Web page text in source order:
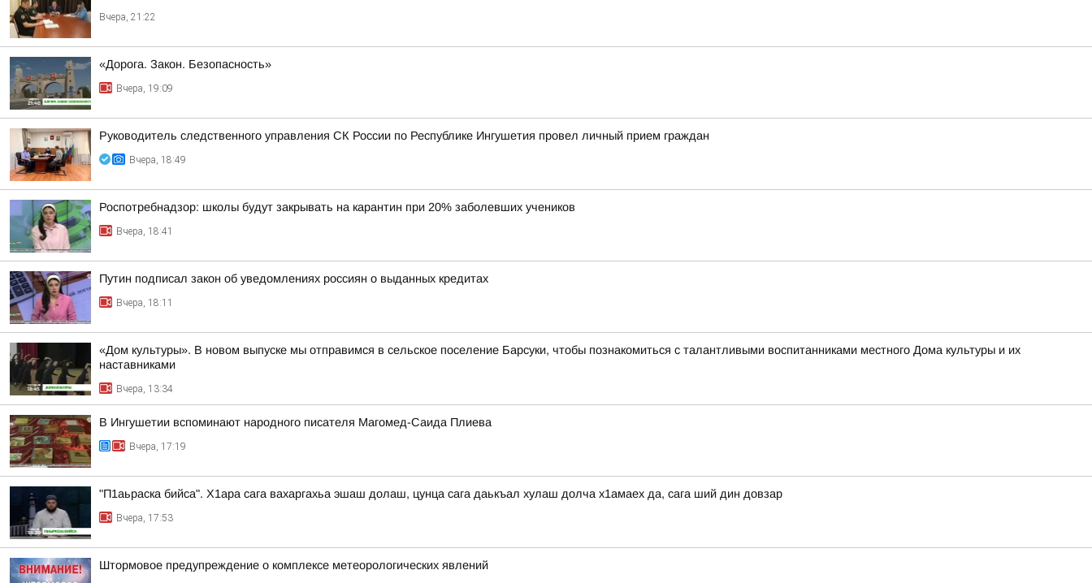
Вчера, 21:22
«Дорога. Закон. Безопасность»
Вчера, 19:09
Руководитель следственного управления СК России по Республике Ингушетия провел личный прием граждан
Вчера, 18:49
Роспотребнадзор: школы будут закрывать на карантин при 20% заболевших учеников
Вчера, 18:41
Путин подписал закон об уведомлениях россиян о выданных кредитах
Вчера, 18:11
«Дом культуры». В новом выпуске мы отправимся в сельское поселение Барсуки, чтобы познакомиться с талантливыми воспитанниками местного Дома культуры и их
наставниками
Вчера, 13:34
В Ингушетии вспоминают народного писателя Магомед-Саида Плиева
Вчера, 17:19
"П1аьраска бийса". Х1ара сага вахаргахьа эшаш долаш, цунца сага даькъал хулаш долча х1амаех да, сага ший дин довзар
Вчера, 17:53
Штормовое предупреждение о комплексе метеорологических явлений